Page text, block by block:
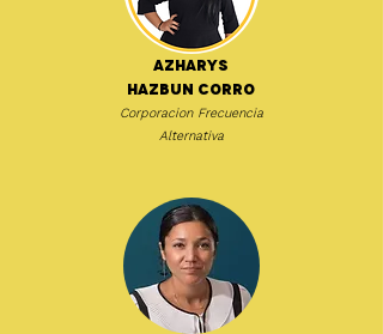
Azharys
Hazbun Corro
Corporacion Frecuencia
Alternativa